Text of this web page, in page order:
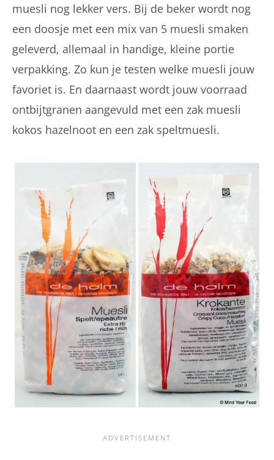
muesli nog lekker vers. Bij de beker wordt nog
een doosje met een mix van 5 muesli smaken
geleverd, allemaal in handige, kleine portie
verpakking. Zo kun je testen welke muesli jouw
favoriet is. En daarnaast wordt jouw voorraad
ontbijtgranen aangevuld met een zak muesli
kokos hazelnoot en een zak speltmuesli.